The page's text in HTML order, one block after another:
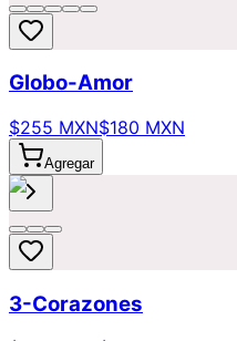
Globo-Amor
$255 MXN$180 MXN
Agregar
3-Corazones